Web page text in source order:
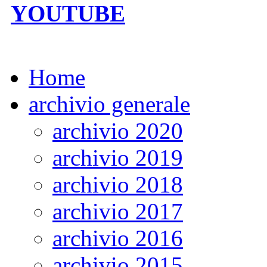
YOUTUBE
Home
archivio generale
archivio 2020
archivio 2019
archivio 2018
archivio 2017
archivio 2016